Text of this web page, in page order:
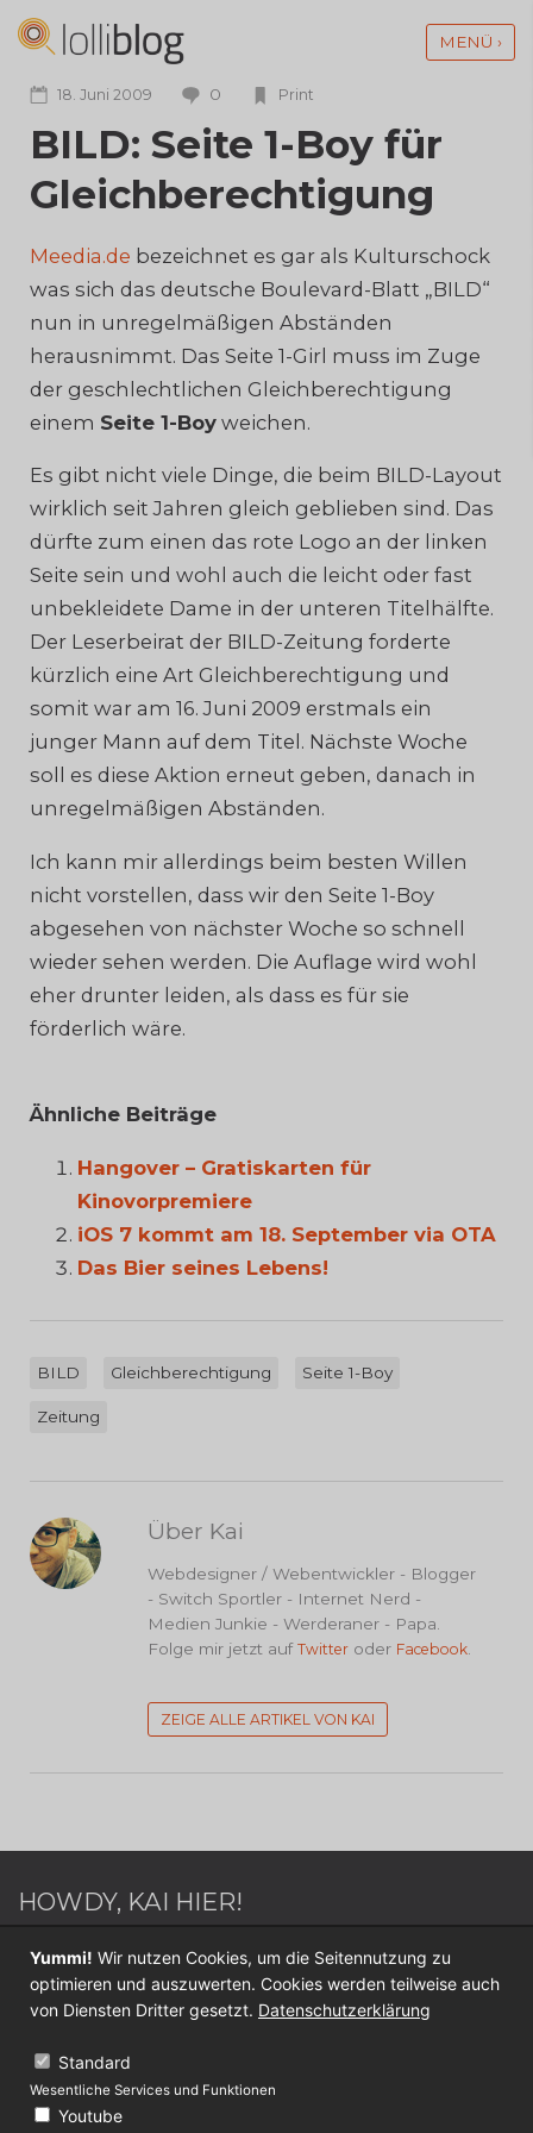
MENÜ ›
18. Juni 2009 0 Print
BILD: Seite 1-Boy für
Gleichberechtigung
Meedia.de bezeichnet es gar als Kulturschock
was sich das deutsche Boulevard-Blatt „BILD“
nun in unregelmäßigen Abständen
herausnimmt. Das Seite 1-Girl muss im Zuge
der geschlechtlichen Gleichberechtigung
einem Seite 1-Boy weichen.
Es gibt nicht viele Dinge, die beim BILD-Layout
wirklich seit Jahren gleich geblieben sind. Das
dürfte zum einen das rote Logo an der linken
Seite sein und wohl auch die leicht oder fast
unbekleidete Dame in der unteren Titelhälfte.
Der Leserbeirat der BILD-Zeitung forderte
kürzlich eine Art Gleichberechtigung und
somit war am 16. Juni 2009 erstmals ein
junger Mann auf dem Titel. Nächste Woche
soll es diese Aktion erneut geben, danach in
unregelmäßigen Abständen.
Ich kann mir allerdings beim besten Willen
nicht vorstellen, dass wir den Seite 1-Boy
abgesehen von nächster Woche so schnell
wieder sehen werden. Die Auflage wird wohl
eher drunter leiden, als dass es für sie
förderlich wäre.
Ähnliche Beiträge
Hangover – Gratiskarten für
Kinovorpremiere
iOS 7 kommt am 18. September via OTA
Das Bier seines Lebens!
BILD Gleichberechtigung Seite 1-Boy
Zeitung
Über Kai
Webdesigner / Webentwickler - Blogger
- Switch Sportler - Internet Nerd -
Medien Junkie - Werderaner - Papa.
Folge mir jetzt aufTwitter oder Facebook
ZEIGE ALLE ARTIKEL VON KAI
HOWDY, KAI HIER!
Webdesigner / Webentwickler - Blogger - Switch
Sportler - Internet Nerd - Medien Junkie -
Werderaner - Papa.
Folge mir jetzt auf
KONTAKT
Yummi! Wir nutzen Cookies, um die Seitennutzung zu
optimieren und auszuwerten. Cookies werden teilweise auch
von Diensten Dritter gesetzt. Datenschutzerklärung
Standard
Wesentliche Services und Funktionen
Youtube